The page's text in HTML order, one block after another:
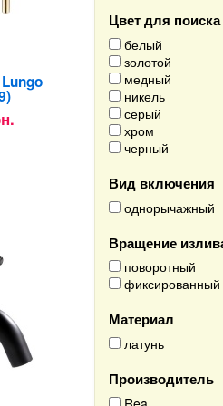
Цвет для поиска
белый
золотой
медный
никель
серый
хром
черный
Вид включения
однорычажный
Вращение
поворотный
фиксированный
Материал
латунь
Производитель